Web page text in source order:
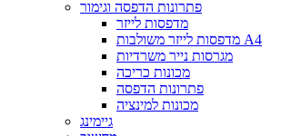
פתרונות הדפסה וגימור
מדפסות לייזר
מדפסות לייזר משולבות A4
מגרסות נייר משרדיות
מכונות כריכה
פתרונות הדפסה
מכונות למינציה
גיימינג